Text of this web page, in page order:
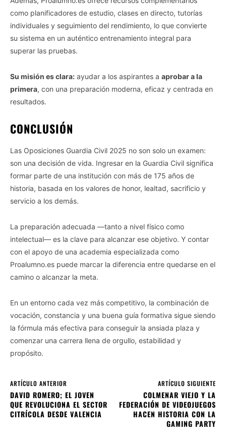
como planificadores de estudio, clases en directo, tutorías
individuales y seguimiento del rendimiento, lo que convierte
su sistema en un auténtico entrenamiento integral para
superar las pruebas.
Su misión es clara: ayudar a los aspirantes a aprobar a la
primera, con una preparación moderna, eficaz y centrada en
resultados.
CONCLUSIÓN
Las Oposiciones Guardia Civil 2025 no son solo un examen:
son una decisión de vida. Ingresar en la Guardia Civil significa
formar parte de una institución con más de 175 años de
historia, basada en los valores de honor, lealtad, sacrificio y
servicio a los demás.
La preparación adecuada —tanto a nivel físico como
intelectual— es la clave para alcanzar ese objetivo. Y contar
con el apoyo de una academia especializada como
Proalumno.es puede marcar la diferencia entre quedarse en el
camino o alcanzar la meta.
En un entorno cada vez más competitivo, la combinación de
vocación, constancia y una buena guía formativa sigue siendo
la fórmula más efectiva para conseguir la ansiada plaza y
comenzar una carrera llena de orgullo, estabilidad y
propósito.
ARTÍCULO ANTERIOR
DAVID ROMERO; EL JOVEN
QUE REVOLUCIONA EL SECTOR
CITRÍCOLA DESDE VALENCIA
ARTÍCULO SIGUIENTE
COLMENAR VIEJO Y LA
FEDERACIÓN DE VIDEOJUEGOS
HACEN HISTORIA CON LA
GAMING PARTY